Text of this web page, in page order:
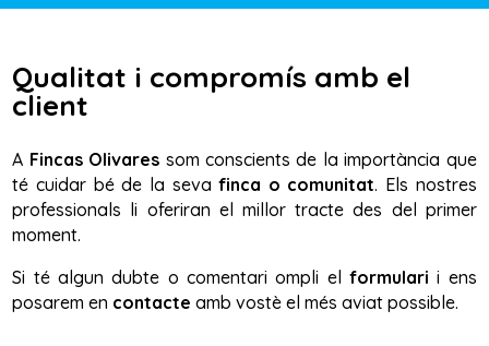
Qualitat i compromís amb el
client
A Fincas Olivares som conscients de la importància que
té cuidar bé de la seva finca o comunitat. Els nostres
professionals li oferiran el millor tracte des del primer
moment.
Si té algun dubte o comentari ompli elformulari i ens
posarem en contacte amb vostè el més aviat possible.